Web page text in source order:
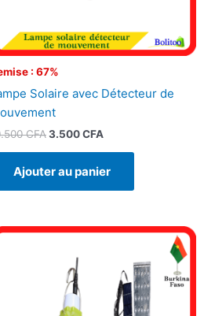
: 67%
Solaire avec Détecteur de
CFA3.500CFA
Ajouter au panier